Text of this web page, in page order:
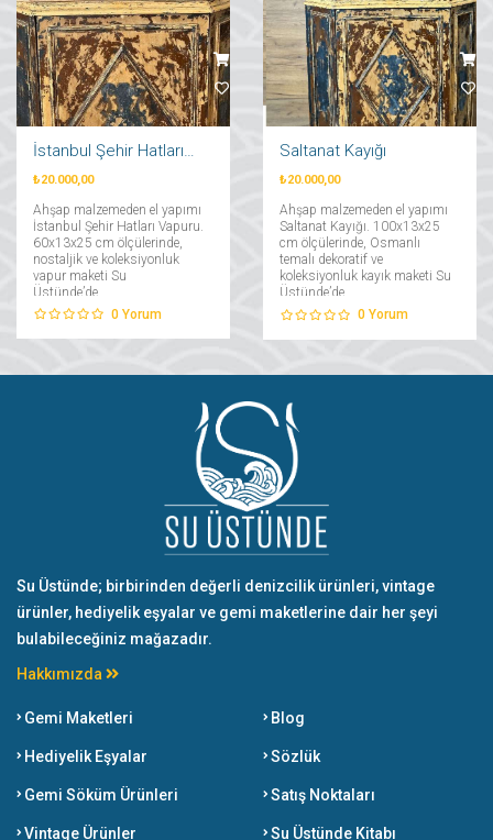
₺20.000,00
Ahşap malzemeden el yapımı
İstanbul Şehir Hatları Vapuru.
60x13x25 cm ölçülerinde,
nostaljik ve koleksiyonluk
vapur maketi Su
Üstünde’de....
0 Yorum
Saltanat Kayığı
₺20.000,00
Ahşap malzemeden el yapımı
Saltanat Kayığı. 100x13x25
cm ölçülerinde, Osmanlı
temalı dekoratif ve
koleksiyonluk kayık maketi Su
Üstünde’de....
0 Yorum
Su Üstünde; birbirinden değerli denizcilik ürünleri, vintage
ürünler, hediyelik eşyalar ve gemi maketlerine dair her şeyi
bulabileceğiniz mağazadır.
Hakkımızda
Gemi Maketleri
Hediyelik Eşyalar
Gemi Söküm Ürünleri
Vintage Ürünler
Blog
Sözlük
Satış Noktaları
Su Üstünde Kitabı